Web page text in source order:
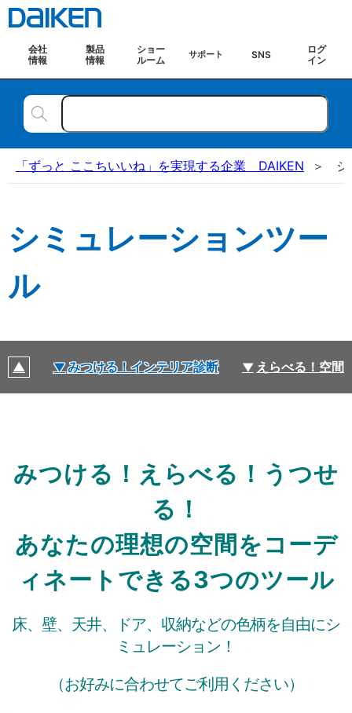
会社
情報
製品
情報
ショー
ルーム
サポート SNS
ログ
イン
「ずっと ここちいいね」を実現する企業 DAIKEN
シミュレーションツー
ル
みつける！インテリア診断 えらべる！空間
みつける！えらべる！うつせ
る！
あなたの理想の空間をコーデ
ィネートできる3つのツール
床、壁、天井、ドア、収納などの⾊柄を⾃由にシ
ミュレーション！
（お好みに合わせてご利用ください）